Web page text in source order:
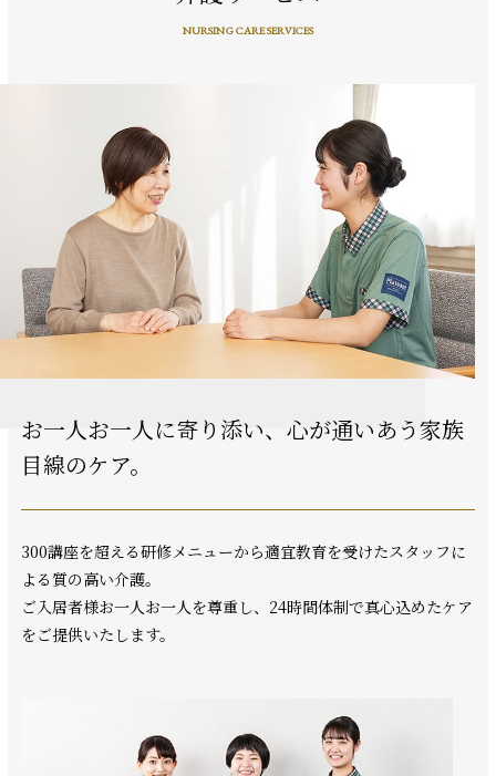
NURSING CARE SERVICES
お一人お一人に寄り添い、 心が通いあう家族
目線のケア。
300講座を超える研修メニューから適宜教育を受けたスタッフに
よる質の高い介護。
ご入居者様お一人お一人を尊重し、24時間体制で真心込めたケア
をご提供いたします。